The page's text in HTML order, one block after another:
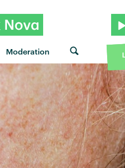
Moderation